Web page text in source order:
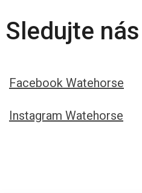
Sledujte nás
Facebook Watehorse
Instagram Watehorse